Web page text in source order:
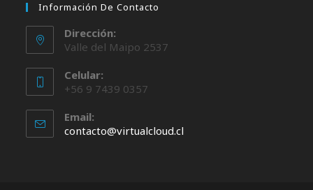
Información De Contacto
Dirección:
Valle del Maipo 2537
Celular:
+56 9 7439 0357
Email:
contacto@virtualcloud.cl